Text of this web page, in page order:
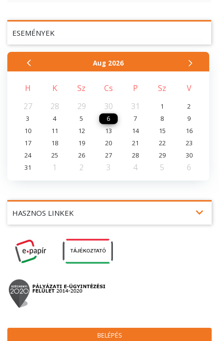
BELÉPÉS
HASZNOS LINKEK expand_more
ESEMÉNYEK
Aug 2026
H K Sz Cs P Sz
V
27
28 29 30 31 1
2
3
4 5 6 7 8
9
10
11 12 13 14 15
16
17
18 19 20 21 22
23
24
25 26 27 28 29
30
31
1 2 3 4 5 6